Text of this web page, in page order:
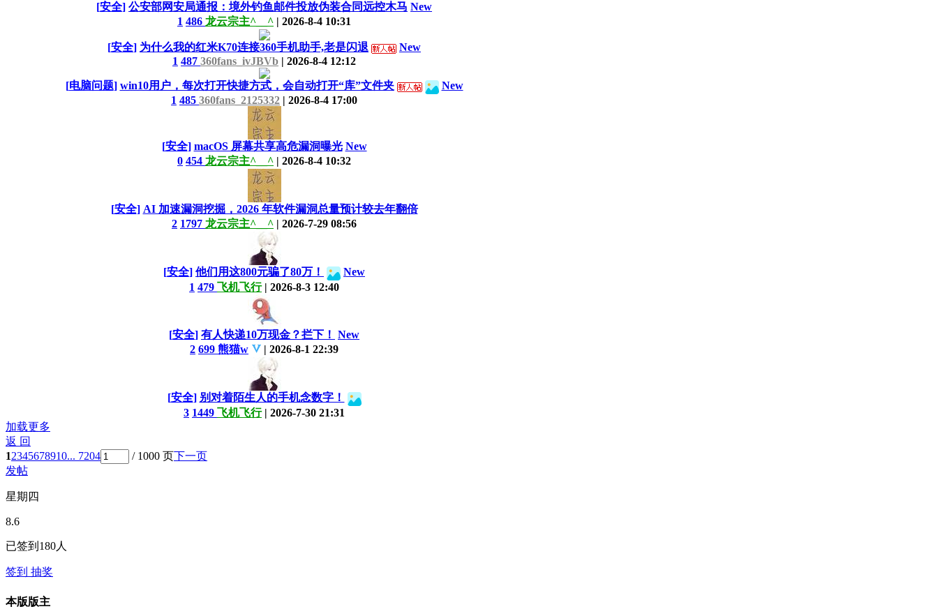
[安全] 公安部网安局通报：境外钓鱼邮件投放伪装合同远控木马 New
1 486 龙云宗主^__^ | 2026-8-4 10:31
[安全] 为什么我的红米K70连接360手机助手,老是闪退
New
1 487 360fans_ivJBVb | 2026-8-4 12:12
[电脑问题] win10用户，每次打开快捷方式，会自动打开“库”文件夹
New
1 485 360fans_2125332 | 2026-8-4 17:00
[安全] macOS 屏幕共享高危漏洞曝光 New
0 454 龙云宗主^__^ | 2026-8-4 10:32
[安全] AI 加速漏洞挖掘，2026 年软件漏洞总量预计较去年翻倍
2 1797 龙云宗主^__^ | 2026-7-29 08:56
[安全] 他们用这800元骗了80万！
New
1 479 飞机飞行 | 2026-8-3 12:40
[安全] 有人快递10万现金？拦下！ New
2 699 熊猫w | 2026-8-1 22:39
[安全] 别对着陌生人的手机念数字！
3 1449 飞机飞行 | 2026-7-30 21:31
加载更多
返 回
12345678910... 7204 / 1000 页下一页
发帖
星期四
8.6
已签到 180人
签到 抽奖
本版版主